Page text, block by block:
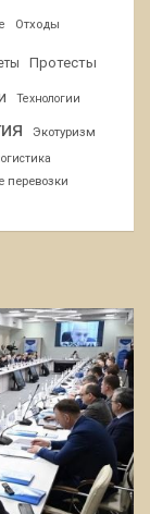
Отходы
Протесты
Технологии
Экотуризм
перевозки